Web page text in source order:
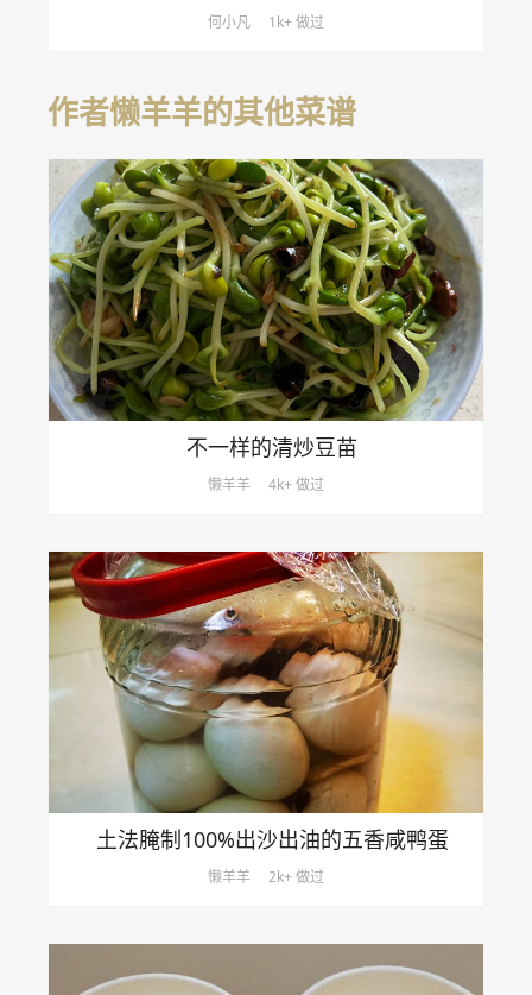
何小凡 1k+ 做过
作者懒羊羊的其他菜谱
不一样的清炒豆苗
懒羊羊 4k+ 做过
土法腌制100%出沙出油的五香咸鸭蛋
懒羊羊 2k+ 做过